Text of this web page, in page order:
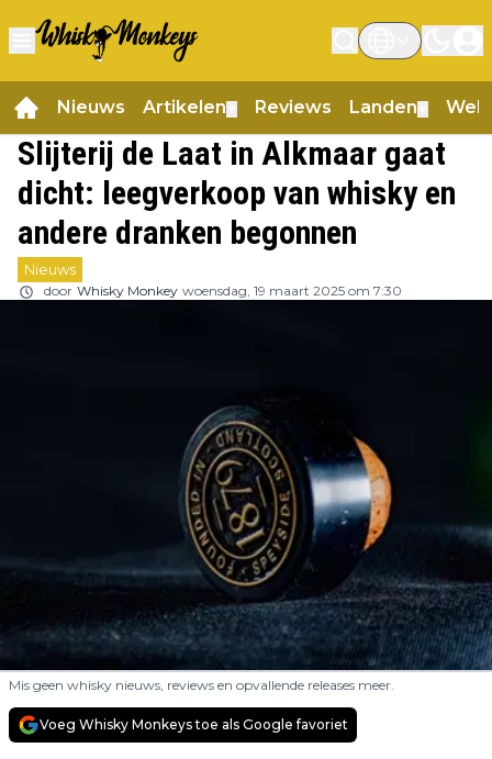
Nieuws Artikelen Reviews Landen
Slijterij de Laat in Alkmaar gaat
dicht: leegverkoop van whisky en
andere dranken begonnen
Nieuws
door Whisky Monkey woensdag, 19 maart 2025 om 7:30
Mis geen whisky nieuws, reviews en opvallende releases meer.
Voeg Whisky Monkeys toe als Google favoriet